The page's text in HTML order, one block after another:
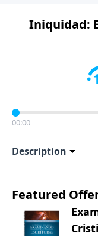
Iniquidad:
00:00
Description
Featured